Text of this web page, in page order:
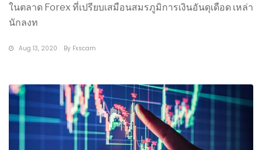
ในตลาด Forex ที่เปรียบเสมือนสมรภูมิการเงินอันดุเดือด เหล่า
นักลงท
Aug 13, 2020 By Fxscam